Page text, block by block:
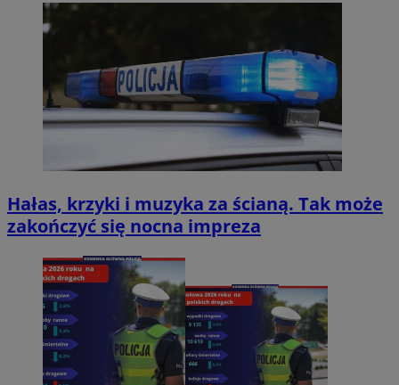
Hałas, krzyki i muzyka za ścianą. Tak może
zakończyć się nocna impreza